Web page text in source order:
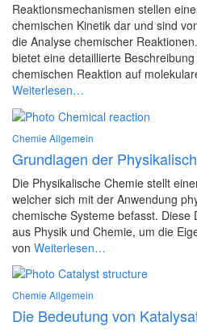
Reaktionsmechanismen stellen
chemischen Kinetik dar und sind
die Analyse chemischer
bietet eine detaillierte
chemischen Reaktion auf
Weiterlesen…
Chemie Allgemein
Grundlagen der
Die Physikalische Chemie stellt
welcher sich mit der Anwendung
chemische Systeme befasst. Diese
aus Physik und Chemie, um die
von Weiterlesen…
Chemie Allgemein
Die Bedeutung von